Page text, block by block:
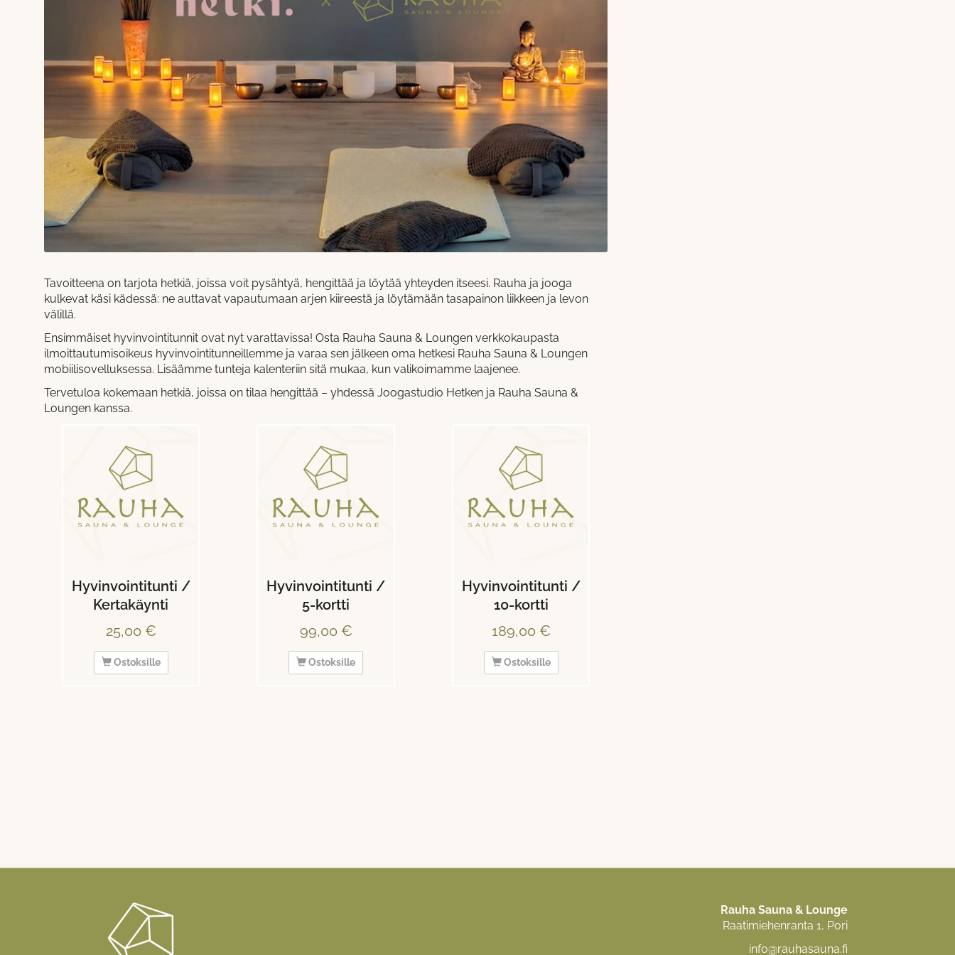
Tavoitteena on tarjota hetkiä, joissa voit pysähtyä, hengittää ja löytää yhteyden itseesi. Rauha ja jooga
kulkevat käsi kädessä: ne auttavat vapautumaan arjen kiireestä ja löytämään tasapainon liikkeen ja levon
välillä.
Ensimmäiset hyvinvointitunnit ovat nyt varattavissa! Osta Rauha Sauna & Loungen verkkokaupasta
ilmoittautumisoikeus hyvinvointitunneillemme ja varaa sen jälkeen oma hetkesi Rauha Sauna & Loungen
mobiilisovelluksessa. Lisäämme tunteja kalenteriin sitä mukaa, kun valikoimamme laajenee.
Tervetuloa kokemaan hetkiä, joissa on tilaa hengittää – yhdessä Joogastudio Hetken ja Rauha Sauna &
Loungen kanssa.
Hyvinvointitunti /
Kertakäynti
25,00 €
Ostoksille
Hyvinvointitunti /
5-kortti
99,00 €
Ostoksille
Hyvinvointitunti /
10-kortti
189,00 €
Ostoksille
Rauha Sauna & Lounge
Raatimiehenranta 1, Pori
info@rauhasauna.fi